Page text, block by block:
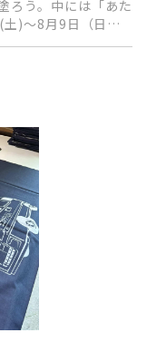
ろう。中には「あた
)～8月9日（日）